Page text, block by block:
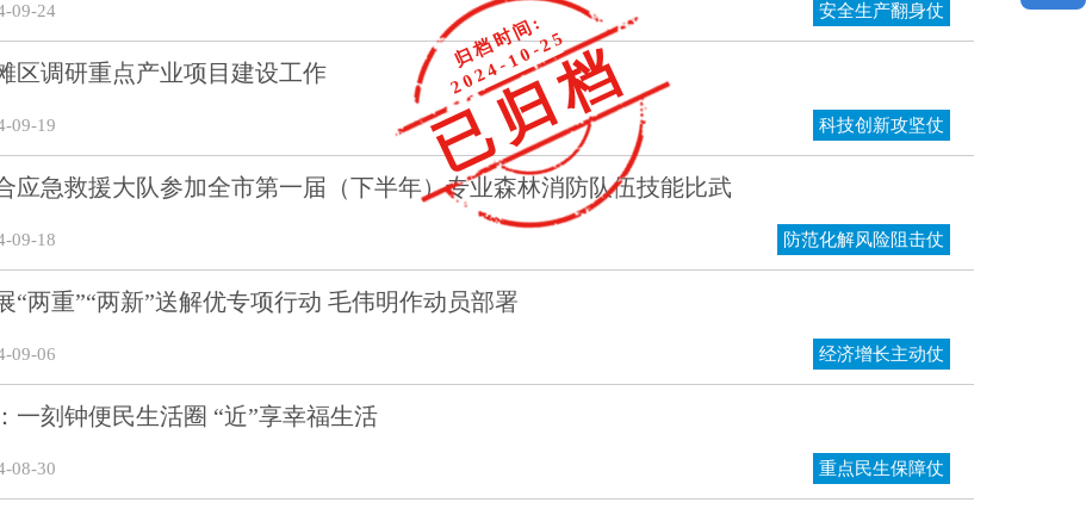
归档时间:
2024-10-25
已归档 纠错
09-24 安全生产翻身仗
区调研重点产业项目建设工作
09-19 科技创新攻坚仗
应急救援大队参加全市第一届（下半年）专业森林消防队伍技能比武
09-18 防范化解风险阻击仗
“两重”“两新”送解优专项行动 毛伟明作动员部署
09-06 经济增长主动仗
一刻钟便民生活圈 “近”享幸福生活
08-30 重点民生保障仗